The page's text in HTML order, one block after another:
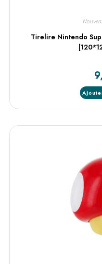
Tirelire Nintendo